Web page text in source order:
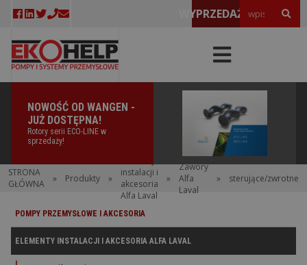
WYPRZEDAŻE!
NOWOŚĆ OD WANGEN -
JUŻ DOSTĘPNA!
Rotory serii ECO-LINE w
sprzedaży!
STRONA
GŁÓWNA
» Produkty »
instalacji i
akcesoria
Alfa Laval
»
Zawory
Alfa
Laval
» sterujące/zwrotne
POMPY PRZEMYSŁOWE I AKCESORIA
ELEMENTY INSTALACJI I AKCESORIA ALFA LAVAL